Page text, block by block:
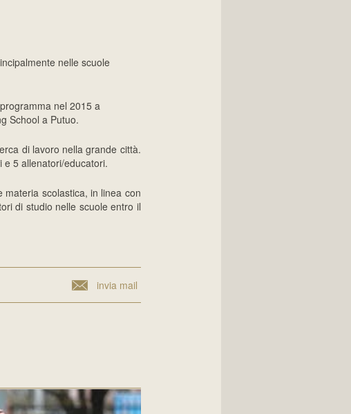
nelle scuole
nel 2015 a
School a Putuo.
di lavoro nella grande città.
5 allenatori/educatori.
materia scolastica, in linea con
di studio nelle scuole entro il
invia mail